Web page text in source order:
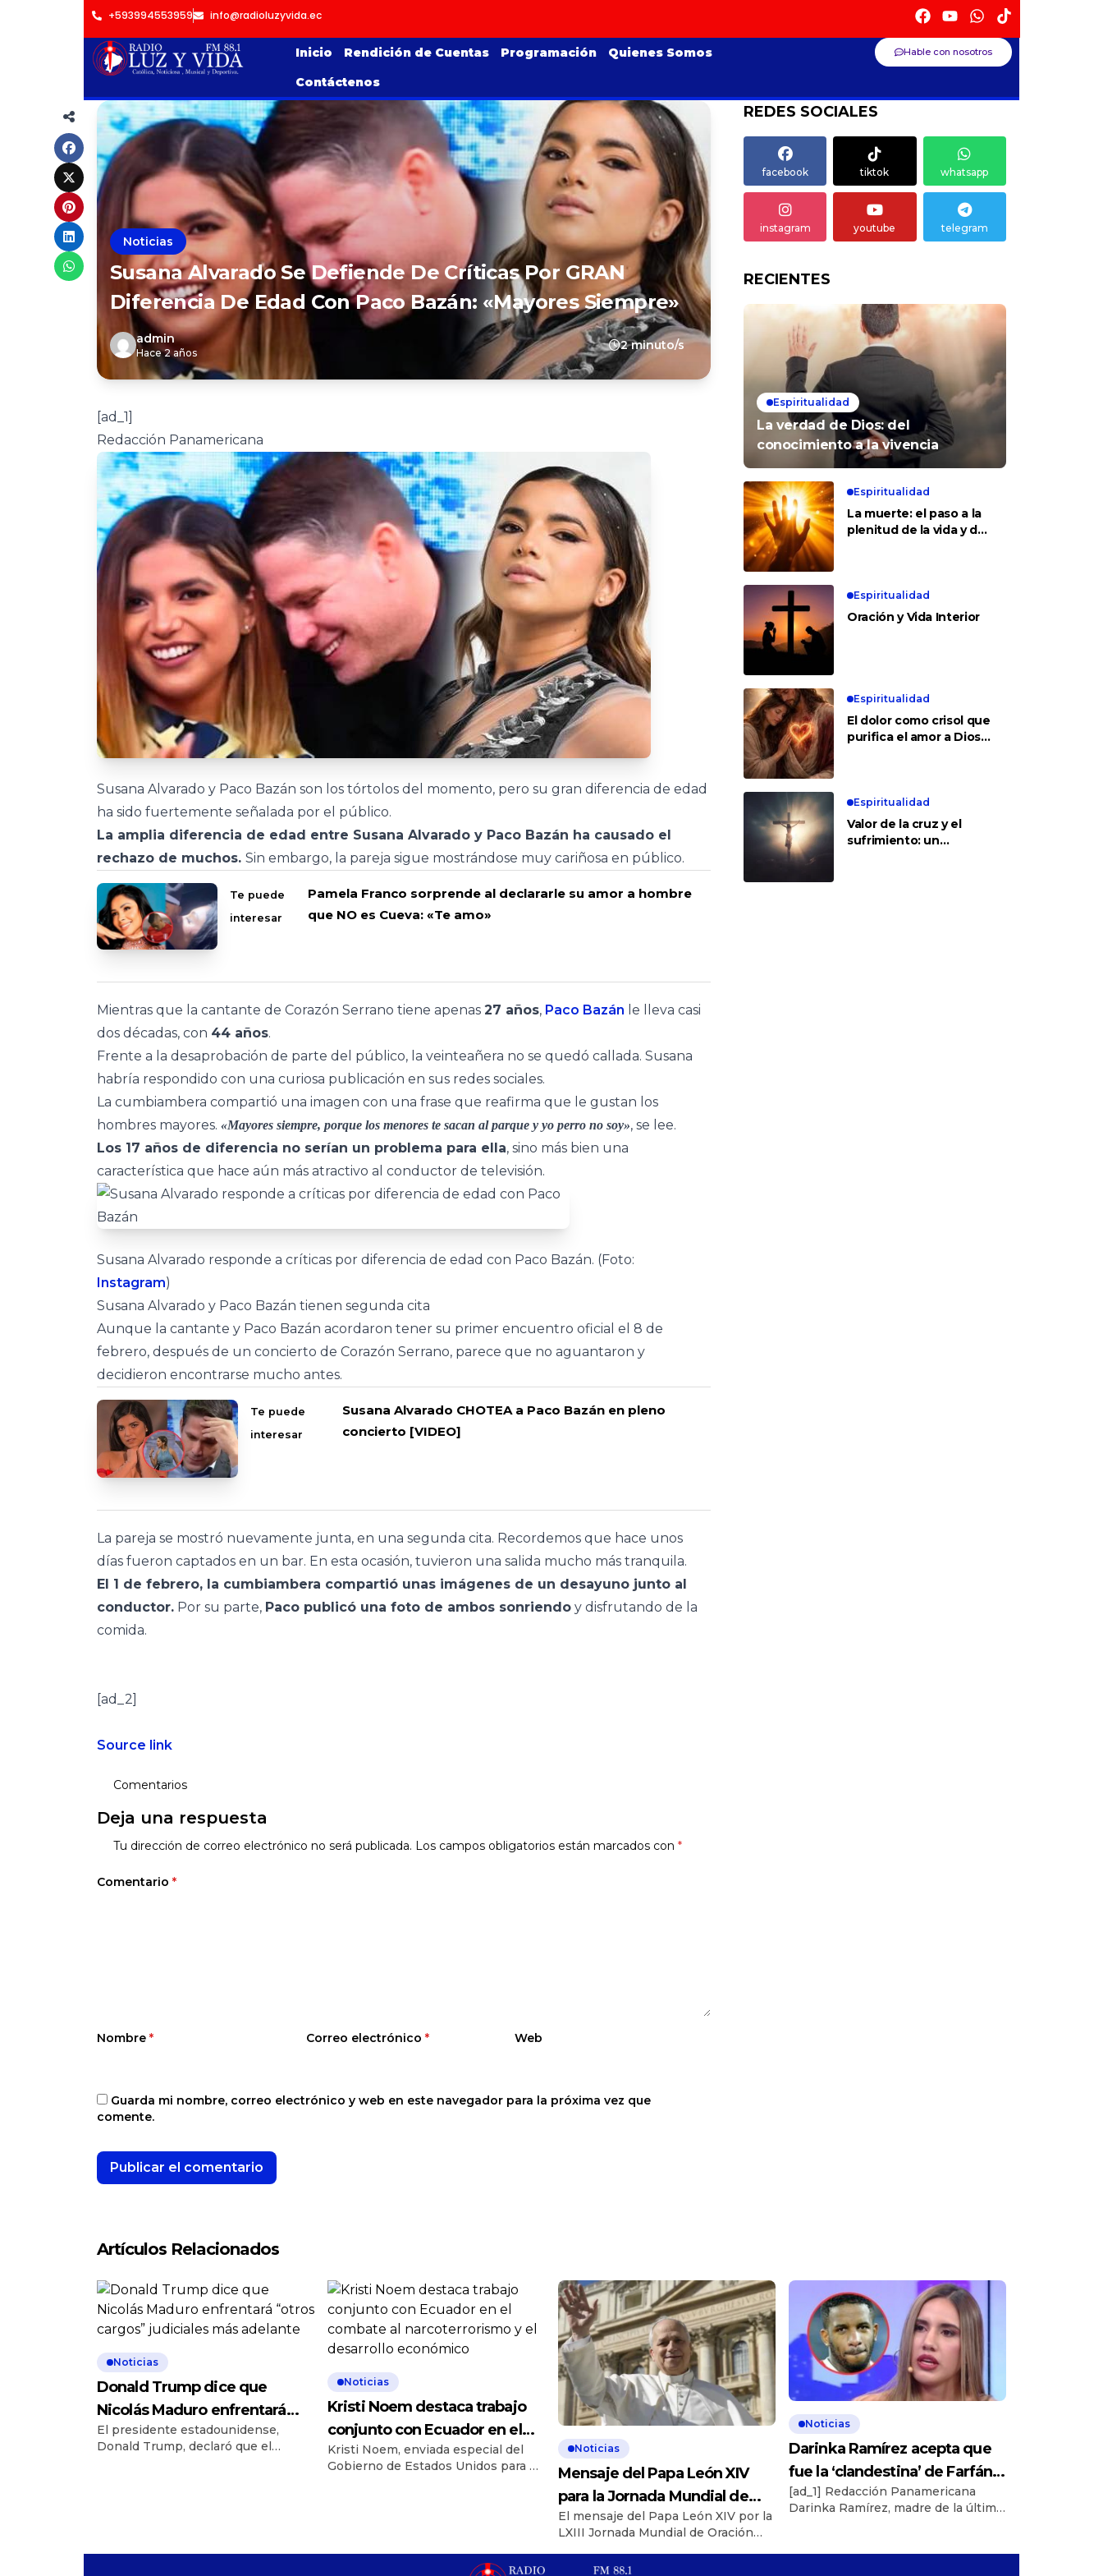
+593994553959 info@radioluzyvida.ec
Inicio Rendición de Cuentas Programación
Quienes Somos
Contáctenos
Hable con nosotros
Noticias
Susana Alvarado Se Defiende De Críticas Por GRAN
Diferencia De Edad Con Paco Bazán: «Mayores Siempre»
admin
Hace 2 años
2 minuto/s
[ad_1]
Redacción Panamericana
Susana Alvarado y Paco Bazán son los tórtolos del momento, pero su gran diferencia de edad
ha sido fuertemente señalada por el público.
La amplia diferencia de edad entre Susana Alvarado y Paco Bazán ha causado el
rechazo de muchos. Sin embargo, la pareja sigue mostrándose muy cariñosa en público.
Te puede
interesar
Pamela Franco sorprende al declararle su amor a hombre
que NO es Cueva: «Te amo»
Mientras que la cantante de Corazón Serrano tiene apenas 27 años, Paco Bazán le lleva casi
dos décadas, con 44 años.
Frente a la desaprobación de parte del público, la veinteañera no se quedó callada. Susana
habría respondido con una curiosa publicación en sus redes sociales.
La cumbiambera compartió una imagen con una frase que reafirma que le gustan los
hombres mayores. «Mayores siempre, porque los menores te sacan al parque y yo perro no soy», se lee.
Los 17 años de diferencia no serían un problema para ella, sino más bien una
característica que hace aún más atractivo al conductor de televisión.
Susana Alvarado responde a críticas por diferencia de edad con Paco Bazán. (Foto:
Instagram)
Susana Alvarado y Paco Bazán tienen segunda cita
Aunque la cantante y Paco Bazán acordaron tener su primer encuentro oficial el 8 de
febrero, después de un concierto de Corazón Serrano, parece que no aguantaron y
decidieron encontrarse mucho antes.
Te puede
interesar
Susana Alvarado CHOTEA a Paco Bazán en pleno
concierto [VIDEO]
La pareja se mostró nuevamente junta, en una segunda cita. Recordemos que hace unos
días fueron captados en un bar. En esta ocasión, tuvieron una salida mucho más tranquila.
El 1 de febrero, la cumbiambera compartió unas imágenes de un desayuno junto al
conductor. Por su parte, Paco publicó una foto de ambos sonriendo y disfrutando de la
comida.
[ad_2]
Source link
Comentarios
Deja una respuesta
Tu dirección de correo electrónico no será publicada. Los campos obligatorios están marcados con *
Comentario *
Nombre * Correo electrónico * Web
Guarda mi nombre, correo electrónico y web en este navegador para la próxima vez que
comente.
REDES SOCIALES
facebook tiktok whatsapp
instagram youtube telegram
RECIENTES
Espiritualidad
La verdad de Dios: del
conocimiento a la vivencia
Espiritualidad
La muerte: el paso a la
plenitud de la vida y del
Espiritualidad
Oración y Vida Interior
Espiritualidad
El dolor como crisol que
purifica el amor a Dios y
Espiritualidad
Valor de la cruz y el
sufrimiento: un
Artículos Relacionados
Noticias
Donald Trump dice que
Nicolás Maduro enfrentará
“otros cargos” judiciales más
adelante
El presidente estadounidense,
Donald Trump, declaró que el
Noticias
Kristi Noem destaca trabajo
conjunto con Ecuador en el
combate al narcoterrorismo y
el desarrollo económico
Kristi Noem, enviada especial del
Gobierno de Estados Unidos para el
países. Este miércoles, 25 de marzo
Noticias
Mensaje del Papa León XIV
para la Jornada Mundial de
Oración por las Vocaciones
2026
El mensaje del Papa León XIV por la
LXIII Jornada Mundial de Oración
el próximo 26 de abril, cuarto
Noticias
Darinka Ramírez acepta que
fue la ‘clandestina’ de Farfán:
«Me arrepiento»
[ad_1] Redacción Panamericana
Darinka Ramírez, madre de la última
Darinka Ramírez debutó como